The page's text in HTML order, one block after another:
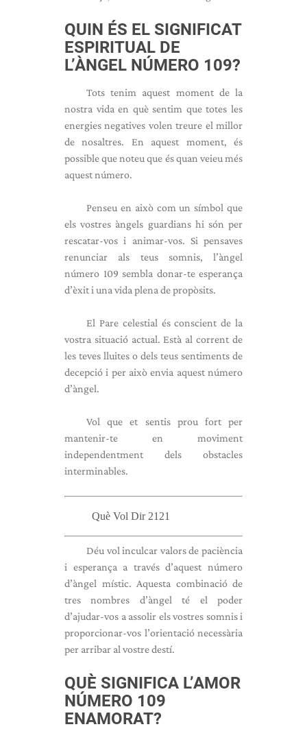
QUIN ÉS EL SIGNIFICAT
ESPIRITUAL DE
L’ÀNGEL NÚMERO 109?
Tots tenim aquest moment de la
nostra vida en què sentim que totes les
energies negatives volen treure el millor
de nosaltres. En aquest moment, és
possible que noteu que és quan veieu més
aquest número.
Penseu en això com un símbol que
els vostres àngels guardians hi són per
rescatar-vos i animar-vos. Si pensaves
renunciar als teus somnis, l’àngel
número 109 sembla donar-te esperança
d’èxit i una vida plena de propòsits.
El Pare celestial és conscient de la
vostra situació actual. Està al corrent de
les teves lluites o dels teus sentiments de
decepció i per això envia aquest número
d’àngel.
Vol que et sentis prou fort per
mantenir-te en moviment
independentment dels obstacles
interminables.
Què Vol Dir 2121
Déu vol inculcar valors de paciència
i esperança a través d’aquest número
d’àngel místic. Aquesta combinació de
tres nombres d’àngel té el poder
d’ajudar-vos a assolir els vostres somnis i
proporcionar-vos l’orientació necessària
per arribar al vostre destí.
QUÈ SIGNIFICA L’AMOR
NÚMERO 109
ENAMORAT?